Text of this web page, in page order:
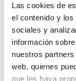
Las cookies de
el contenido y
sociales y
información
nuestros
web, quienes
que les haya
¿Has olvidado tu